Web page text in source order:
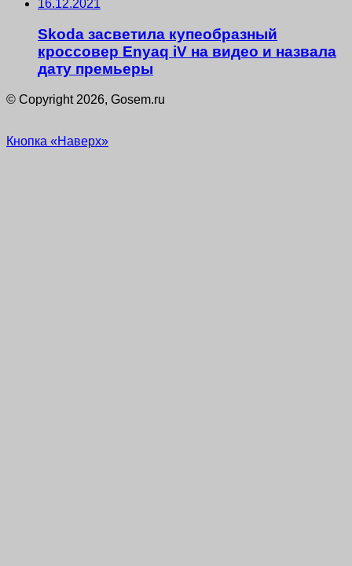
16.12.2021
Skoda засветила купеобразный
кроссовер Enyaq iV на видео и назвала
дату премьеры
© Copyright 2026, Gosem.ru
Кнопка «Наверх»